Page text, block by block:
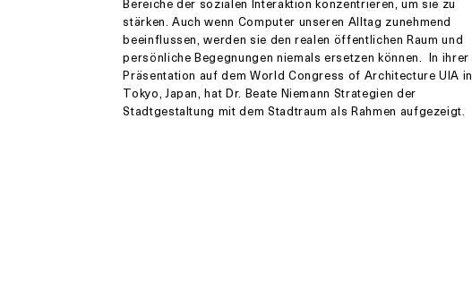
stärken. Auch wenn Computer unseren Alltag zunehmend
beeinflussen, werden sie den realen öffentlichen Raum und
persönliche Begegnungen niemals ersetzen können. In ihrer
Präsentation auf dem World Congress of Architecture UIA in
Tokyo, Japan, hat Dr. Beate Niemann Strategien der
Stadtgestaltung mit dem Stadtraum als Rahmen aufgezeigt.